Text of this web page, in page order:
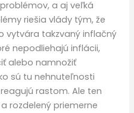
a aj veľká
riešia vlády tým, že
vytvára takzvaný inflačný
nepodliehajú inflácii,
alebo namnožiť
sú tu nehnuteľnosti
rastom. Ale ten
rozdelený priemerne